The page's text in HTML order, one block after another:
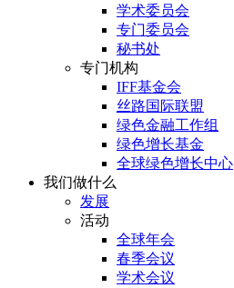
学术委员会
专门委员会
秘书处
专门机构
IFF基金会
丝路国际联盟
绿色金融工作组
绿色增长基金
全球绿色增长中心
我们做什么
发展
活动
全球年会
春季会议
学术会议